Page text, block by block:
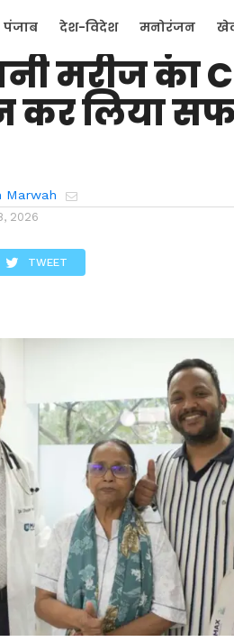
पंजाब देश-विदेश मनोरंजन
जन मुद्दे मरीज का
कर लिया
Marwah
2026
TWEET